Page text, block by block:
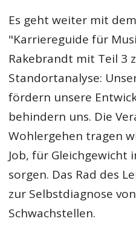
Es geht weiter mit
"Karriereguide für
Rakebrandt mit Teil 3
Standortanalyse:
fördern unsere
behindern uns. Die
Wohlergehen tragen
Job, für Gleichgewicht
sorgen. Das Rad des
zur Selbstdiagnose
Schwachstellen.